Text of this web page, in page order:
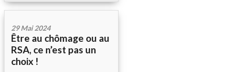
29 Mai 2024
Être au chômage ou au
RSA, ce n’est pas un
choix !